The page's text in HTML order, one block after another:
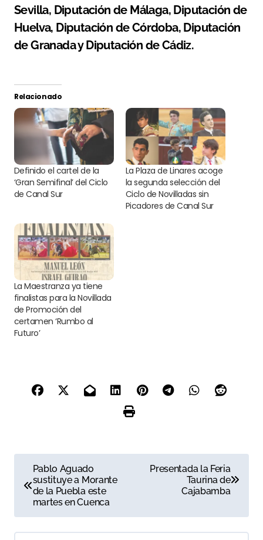
Sevilla, Diputación de Málaga, Diputación de
Huelva, Diputación de Córdoba, Diputación
de Granada y Diputación de Cádiz.
Relacionado
Definido el cartel de la
‘Gran Semifinal’ del Ciclo
de Canal Sur
La Plaza de Linares acoge
la segunda selección del
Ciclo de Novilladas sin
Picadores de Canal Sur
La Maestranza ya tiene
finalistas para la Novillada
de Promoción del
certamen ‘Rumbo al
Futuro’
a
v
Pablo Aguado
sustituye a Morante
de la Puebla este
martes en Cuenca
Presentada la Feria
Taurina de
Cajabamba